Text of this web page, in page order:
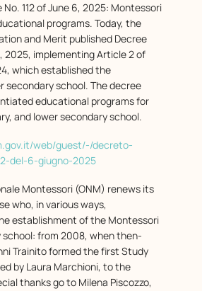
No. 112 of June 6, 2025: Montessori
programs. Today, the
and Merit published Decree
2025, implementing Article 2 of
which established the
secondary school. The decree
educational programs for
and lower secondary school.
web/guest/-/decreto-
del-6-giugno-2025
Montessori (ONM) renews its
who, in various ways,
establishment of the Montessori
school: from 2008, when then-
Trainito formed the first Study
by Laura Marchioni, to the
thanks go to Milena Piscozzo,